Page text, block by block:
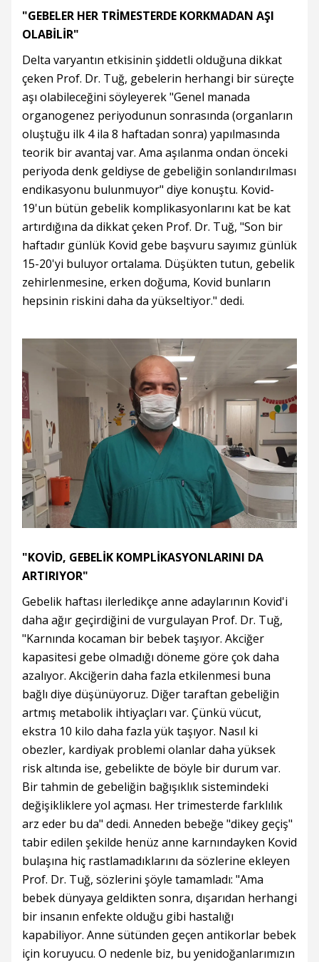
"GEBELER HER TRİMESTERDE KORKMADAN AŞI
OLABİLİR"
Delta varyantın etkisinin şiddetli olduğuna dikkat
çeken Prof. Dr. Tuğ, gebelerin herhangi bir süreçte
aşı olabileceğini söyleyerek "Genel manada
organogenez periyodunun sonrasında (organların
oluştuğu ilk 4 ila 8 haftadan sonra) yapılmasında
teorik bir avantaj var. Ama aşılanma ondan önceki
periyoda denk geldiyse de gebeliğin sonlandırılması
endikasyonu bulunmuyor" diye konuştu. Kovid-
19'un bütün gebelik komplikasyonlarını kat be kat
artırdığına da dikkat çeken Prof. Dr. Tuğ, "Son bir
haftadır günlük Kovid gebe başvuru sayımız günlük
15-20'yi buluyor ortalama. Düşükten tutun, gebelik
zehirlenmesine, erken doğuma, Kovid bunların
hepsinin riskini daha da yükseltiyor." dedi.
"KOVİD, GEBELİK KOMPLİKASYONLARINI DA
ARTIRIYOR"
Gebelik haftası ilerledikçe anne adaylarının Kovid'i
daha ağır geçirdiğini de vurgulayan Prof. Dr. Tuğ,
"Karnında kocaman bir bebek taşıyor. Akciğer
kapasitesi gebe olmadığı döneme göre çok daha
azalıyor. Akciğerin daha fazla etkilenmesi buna
bağlı diye düşünüyoruz. Diğer taraftan gebeliğin
artmış metabolik ihtiyaçları var. Çünkü vücut,
ekstra 10 kilo daha fazla yük taşıyor. Nasıl ki
obezler, kardiyak problemi olanlar daha yüksek
risk altında ise, gebelikte de böyle bir durum var.
Bir tahmin de gebeliğin bağışıklık sistemindeki
değişikliklere yol açması. Her trimesterde farklılık
arz eder bu da" dedi. Anneden bebeğe "dikey geçiş"
tabir edilen şekilde henüz anne karnındayken Kovid
bulaşına hiç rastlamadıklarını da sözlerine ekleyen
Prof. Dr. Tuğ, sözlerini şöyle tamamladı: "Ama
bebek dünyaya geldikten sonra, dışarıdan herhangi
bir insanın enfekte olduğu gibi hastalığı
kapabiliyor. Anne sütünden geçen antikorlar bebek
için koruyucu. O nedenle biz, bu yenidoğanlarımızın